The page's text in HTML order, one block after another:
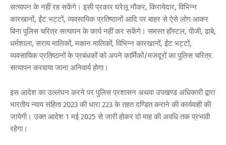
सत्यापन के नहीं रह सकेंगे। इसी प्रकार घरेलू नौकर, किरायेदार, विभिन्न
कारखानों, ईंट भट्टों, व्यवसायिक प्रतिष्ठानों आदि पर बाहर से ऐसे लोग आकर
बिना पुलिस चरित्र सत्यापन के कार्य नहीं कर सकेंगे। समस्त हॉस्टल, पीजी, ढाबे,
धर्मशाला, सराय मालिकों, मकान मालिकों, विभिन्न कारखानों, ईंट भट्टों,
व्यवसायिक प्रतिष्ठानों के प्रबंधकों को अपने कार्मिकों/मजदूरों का पुलिस चरित्र
सत्यापन करवाया जाना अनिवार्य होगा।
इस आदेश का उल्लंघन करने पर पुलिस प्रशासन अथवा उपखण्ड अधिकारी द्वारा
भारतीय न्याय संहिता 2023 की धारा 223 के तहत दण्डित कराने की कार्यवाही की
जायेगी। उक्त आदेश 1 मई 2025 से जारी होकर दो माह की अवधि तक प्रभावी
रहेगा।